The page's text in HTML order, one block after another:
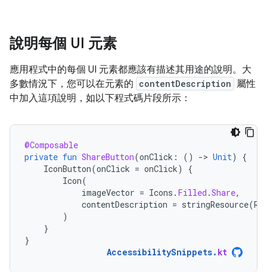
說明每個 UI 元素
應用程式中的每個 UI 元素都應該有描述其用途的說明。大
多數情況下，您可以在元素的 contentDescription 屬性
中加入這項說明，如以下程式碼片段所示：
@Composable
private fun ShareButton(onClick : () -> Unit)
{
IconButton(onClick = onClick)
{
Icon(
imageVector = Icons . Filled .Share,
contentDescription = stringResource(R
)
}
}
AccessibilitySnippets. kt